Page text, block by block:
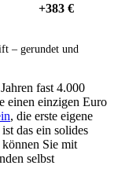
+383 €
– gerundet und
fast 4.000
einen einzigen Euro
, die erste eigene
das ein solides
Sie mit
selbst